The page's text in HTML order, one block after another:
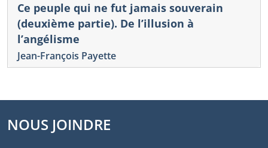
Ce peuple qui ne fut jamais souverain
(deuxième partie). De l’illusion à
l’angélisme
Jean-François Payette
NOUS JOINDRE